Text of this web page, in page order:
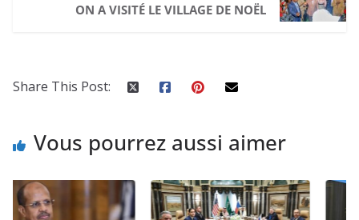
ON A VISITÉ LE VILLAGE DE NOËL
Share This Post:
Vous pourrez aussi aimer